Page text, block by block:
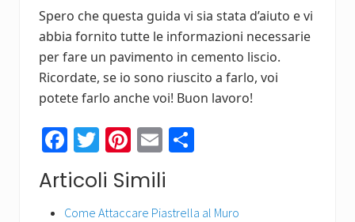
Spero che questa guida vi sia stata d’aiuto e vi
abbia fornito tutte le informazioni necessarie
per fare un pavimento in cemento liscio.
Ricordate, se io sono riuscito a farlo, voi
potete farlo anche voi! Buon lavoro!
Fa
ce
b
o
T
wi
tt
er
Pi
er
es
E
m
ail
di
Articoli Simili
Come Attaccare Piastrella al Muro